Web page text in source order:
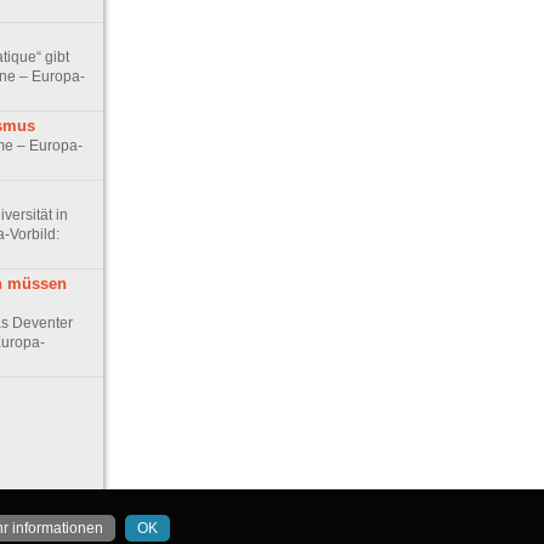
gibt
– Europa-
– Europa-
in
Vorbild:
müssen
Deventer
informationen OK